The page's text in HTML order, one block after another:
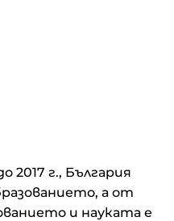
2017 г., България
а от
и науката е